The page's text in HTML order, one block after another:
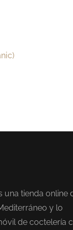
una tienda online
y lo
de coctelería